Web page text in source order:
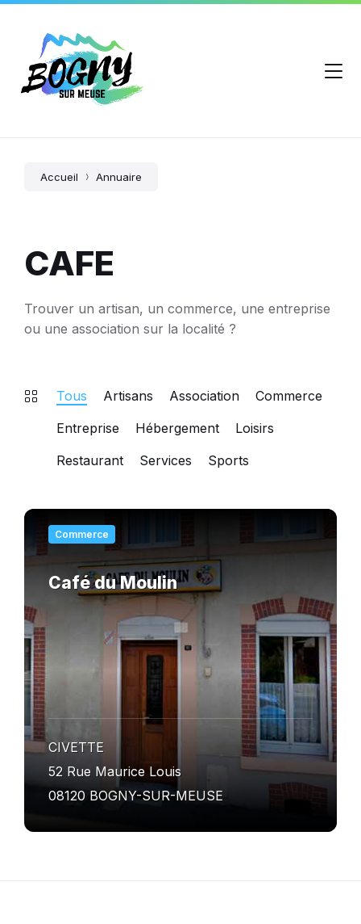
Accueil Annuaire
CAFE
Trouver un artisan, un commerce, une entreprise
ou une association sur la localité ?
Tous Artisans Association
Commerce
Entreprise
Hébergement
Loisirs
Restaurant
Services Sports
Commerce
Café du Moulin
CIVETTE
52 Rue Maurice Louis
08120 BOGNY-SUR-MEUSE
En
savoir
plus